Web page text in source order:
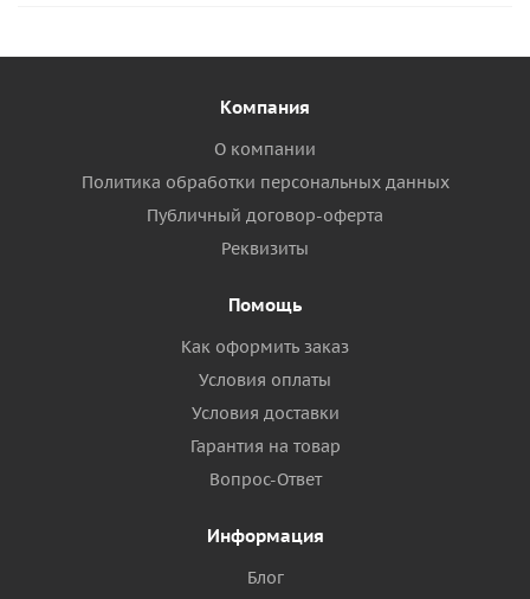
Компания
О компании
Политика обработки персональных данных
Публичный договор-оферта
Реквизиты
Помощь
Как оформить заказ
Условия оплаты
Условия доставки
Гарантия на товар
Вопрос-Ответ
Информация
Блог